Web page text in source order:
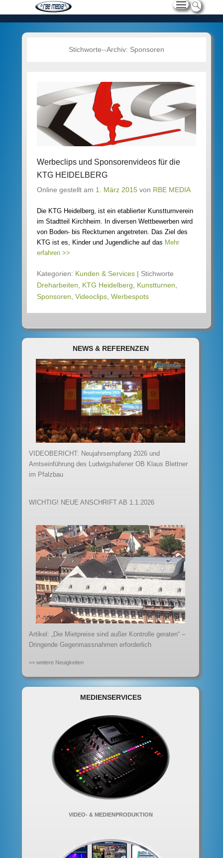
Stichworte--Archiv: Sponsoren
Werbeclips und Sponsorenvideos für die
KTG HEIDELBERG
Online gestellt am 1. März 2015 von RBE MEDIA
Die KTG Heidelberg, ist ein etablierter Kunstturnverein
im Stadtteil Kirchheim. In diversen Wettbewerben wird
von Boden- bis Reckturnen angetreten. Das Ziel des
KTG ist es, Kinder und Jugendliche auf das Mehr
erfahren >>
Kategorien: Kunden & Services | Stichworte
Dreharbeiten
KTG Heidelberg Kunstturnen
Sponsoren Videoclips Werbespots
NEWS & REFERENZEN
VIDEOBERICHT: Neujahrsempfang 2026 und
Amtseinführung des Ludwigshafener OB Klaus Blettner
im Pfalzbau
WICHTIG! NEUE ANSCHRIFT AB 1.1.2026
Artikel: „Die Mietpreise sind außer Kontrolle geraten“ –
Dringende Gegenmassnahmen erforderlich
>> weitere Neuigkeiten
MEDIENSERVICES
VIDEO- & MEDIENPRODUKTION